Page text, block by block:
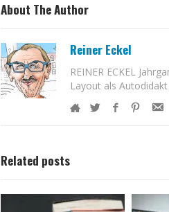
About The Author
Reiner Eckel
REINER ECKEL
Layout als
Related posts